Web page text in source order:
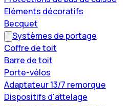
Eléments décoratifs
Becquet
Systèmes de portage
Coffre de toit
Barre de toit
Porte-vélos
Adaptateur 13/7 remorque
Dispositifs d'attelage